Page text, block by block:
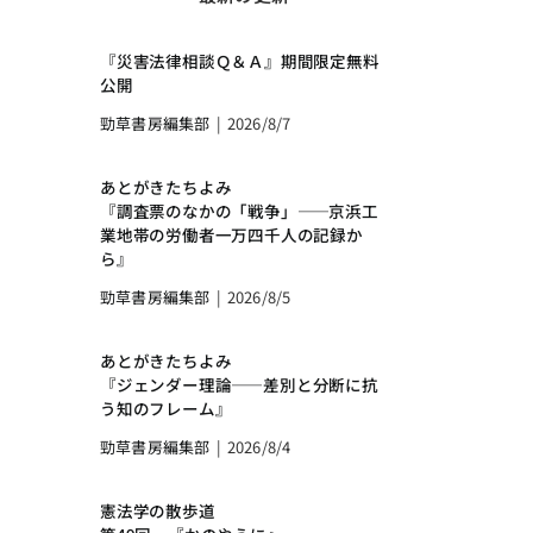
『災害法律相談Ｑ＆Ａ』期間限定無料
公開
勁草書房編集部 | 2026/8/7
あとがきたちよみ
『調査票のなかの「戦争」――京浜工
業地帯の労働者一万四千人の記録か
ら』
勁草書房編集部 | 2026/8/5
あとがきたちよみ
『ジェンダー理論――差別と分断に抗
う知のフレーム』
勁草書房編集部 | 2026/8/4
憲法学の散歩道